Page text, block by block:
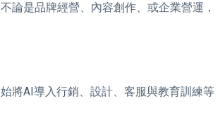
論是品牌經營、內容創作、或企業營運，
將AI導入行銷、設計、客服與教育訓練等